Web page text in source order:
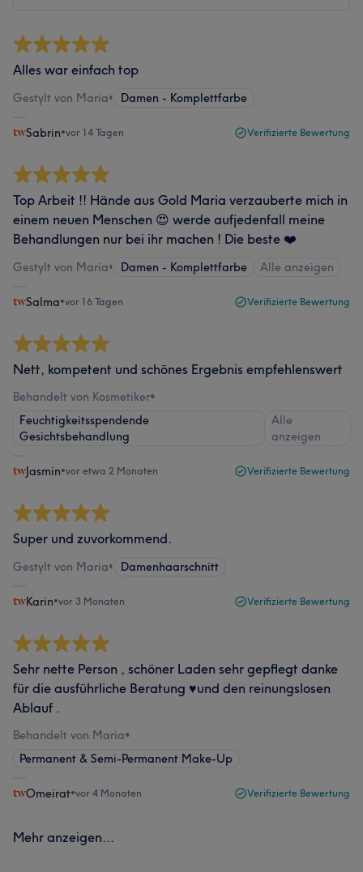
Alles war einfach top
Gestylt von Maria• Damen - Komplettfarbe
Sabrin•vor 14 Tagen Verifizierte Bewertung
Top Arbeit !! Hände aus Gold Maria verzauberte mich in
einem neuen Menschen 😍 werde aufjedenfall meine
Behandlungen nur bei ihr machen ! Die beste ❤️
Gestylt von Maria• Damen - Komplettfarbe Alle anzeigen
Salma•vor 16 Tagen Verifizierte Bewertung
Nett, kompetent und schönes Ergebnis empfehlenswert
Behandelt von Kosmetiker•
Feuchtigkeitsspendende
Gesichtsbehandlung
Alle
anzeigen
Jasmin•vor etwa 2 Monaten Verifizierte Bewertung
Super und zuvorkommend.
Gestylt von Maria• Damenhaarschnitt
Karin•vor 3 Monaten Verifizierte Bewertung
Sehr nette Person , schöner Laden sehr gepflegt danke
für die ausführliche Beratung ♥️und den reinungslosen
Ablauf .
Behandelt von Maria•
Permanent & Semi-Permanent Make-Up
Omeirat•vor 4 Monaten Verifizierte Bewertung
Mehr anzeigen...